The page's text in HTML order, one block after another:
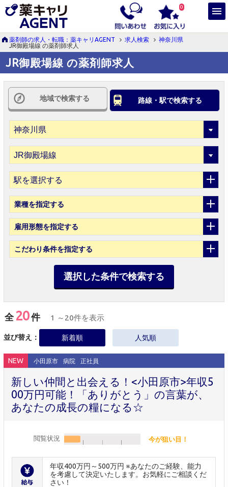
0
薬剤師の求人・転職：薬キャリAGENT 求人検索
神奈川県
JR御殿場線 の薬剤師求人
JR御殿場線 の薬剤師求人
地域で検索する 路線・駅で検索する
駅を選択する
業種を指定する
雇用形態を指定する
こだわり条件を指定する
選択した条件で検索する
全20件 1 ～20件を表示
並び替え： 新着順 人気順
NEW 小田原市 病院 正社員
新しい仲間と出会える！<小田原市>年収5
00万円可能！「ありがとう」の言葉が、
あなたの成長の糧になる☆
閲覧状況 今が狙い目！
年収400万円～500万円 ※あなたのご経験、能力
を考慮して決定いたします。お気軽にご相談くだ
さい！